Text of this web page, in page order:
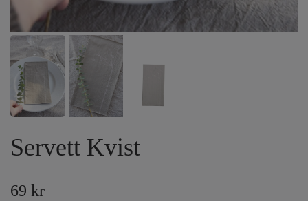
Servett Kvist
69 kr